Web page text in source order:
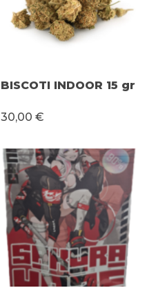
BISCOTI INDOOR 15 gr
30,00 €